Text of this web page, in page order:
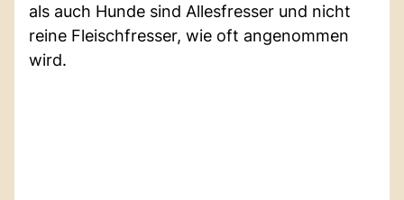
als auch Hunde sind Allesfresser und nicht
reine Fleischfresser, wie oft angenommen
wird.